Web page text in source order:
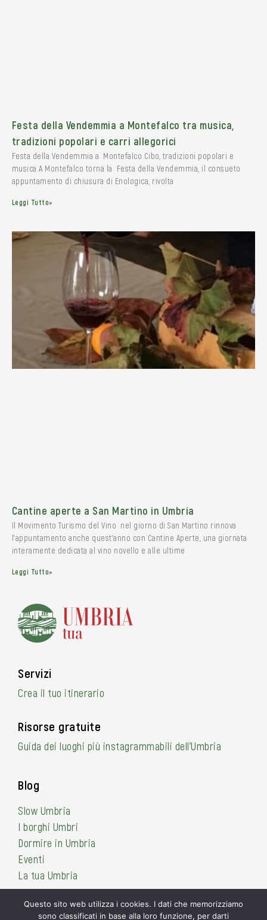
Festa della Vendemmia a Montefalco tra musica,
tradizioni popolari e carri allegorici
Festa della Vendemmia a Montefalco Cibo, tradizioni popolari e
musica A Montefalco torna la Festa della Vendemmia, il consueto
appuntamento di chiusura di Enologica, rivolta
Leggi Tutto»
Cantine aperte a San Martino in Umbria
Il Movimento Turismo del Vino nel giorno di San Martino rinnova
l’appuntamento anche quest’anno con Cantine Aperte, una giornata
interamente dedicata al vino novello e alle ultime
Leggi Tutto»
Servizi
Crea il tuo itinerario
Risorse gratuite
Guida dei luoghi più instagrammabili dell’Umbria
Blog
Slow Umbria
I borghi Umbri
Dormire in Umbria
Eventi
La tua Umbria
Questo sito web utilizza i cookies. I dati che memorizziamo
sono classificati in base alla loro funzione, per darti